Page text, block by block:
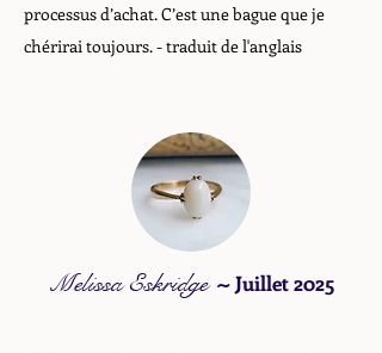
processus d’achat. C’est une bague que je
chérirai toujours.- traduit de l'anglais
Melissa Eskridge~Juillet 2025